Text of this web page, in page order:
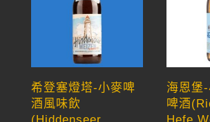
希登塞燈塔-小麥啤
酒風味飲
海恩堡
啤酒